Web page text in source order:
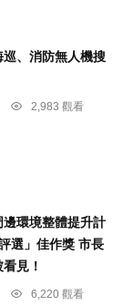
、消防無人機搜
2,983 觀看
環境整體提升計
選」佳作獎 市長
見！
6,220 觀看